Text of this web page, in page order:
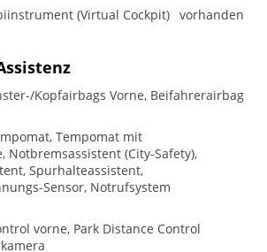
(Virtual Cockpit) vorhanden
Kopfairbags Vorne, Beifahrerairbag
Tempomat mit
Notbremsassistent (City-Safety),
Spurhalteassistent,
Sensor, Notrufsystem
vorne, Park Distance Control